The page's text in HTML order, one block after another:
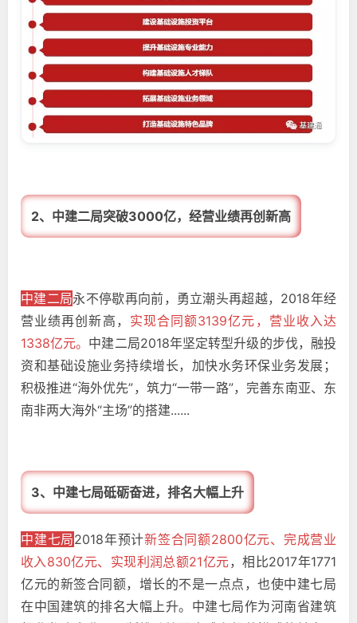
2、中建二局突破3000亿，经营业绩再创新高
中建二局永不停歇再向前，勇立潮头再超越，2018年经
营业绩再创新高， 实现合同额3139亿元，营业收入达
1338亿元。 中建二局2018年坚定转型升级的步伐，融投
资和基础设施业务持续增长，加快水务环保业务发展；
积极推进“海外优先”，筑力“一带一路”，完善东南亚、东
南非两大海外“主场”的搭建......
3、中建七局砥砺奋进，排名大幅上升
中建七局2018年预计新签合同额2800亿元、完成营业
收入830亿元、实现利润总额21亿元，相比2017年1771
亿元的新签合同额，增长的不是一点点，也使中建七局
在中国建筑的排名大幅上升。中建七局作为河南省建筑